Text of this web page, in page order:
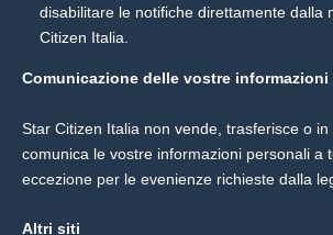
disabilitare le notifiche direttamente dalla
Citizen Italia.
Comunicazione delle vostre informazioni
Star Citizen Italia non vende, trasferisce o
comunica le vostre informazioni personali a
eccezione per le evenienze richieste dalla
Altri siti